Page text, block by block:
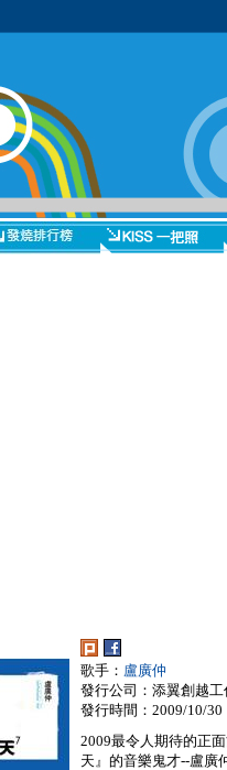
歌手： 盧廣仲
發行公司：添翼創越工
發行時間：2009/10/30
2009最令人期待的正
天』的音樂鬼才--盧廣